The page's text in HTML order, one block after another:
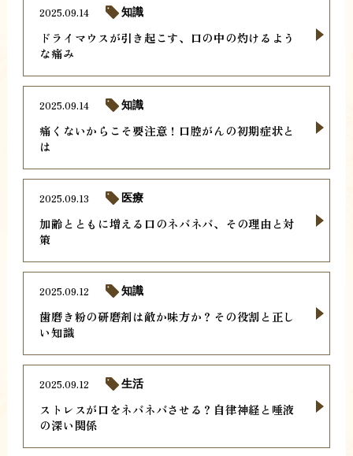
ドライマウスが引き起こす、口の中の灼けるよう
な痛み
2025.09.14 知識
痛くないからこそ要注意！口腔がんの初期症状と
は
2025.09.14 知識
加齢とともに増える口のネバネバ、その理由と対
策
2025.09.13 医療
歯磨き粉の研磨剤は敵か味方か？その役割と正し
い知識
2025.09.12 知識
ストレスが口をネバネバさせる？自律神経と唾液
の深い関係
2025.09.12 生活